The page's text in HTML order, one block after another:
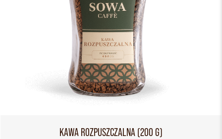
KAWA ROZPUSZCZALNA (200 G)